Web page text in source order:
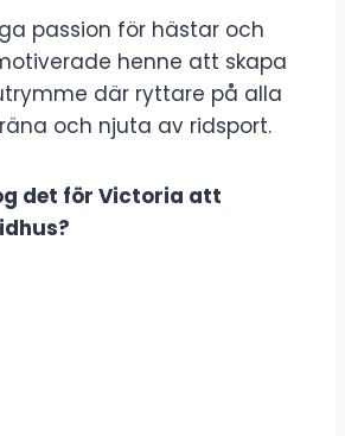
passion för hästar och
henne att skapa
där ryttare på alla
och njuta av ridsport.
det för Victoria att